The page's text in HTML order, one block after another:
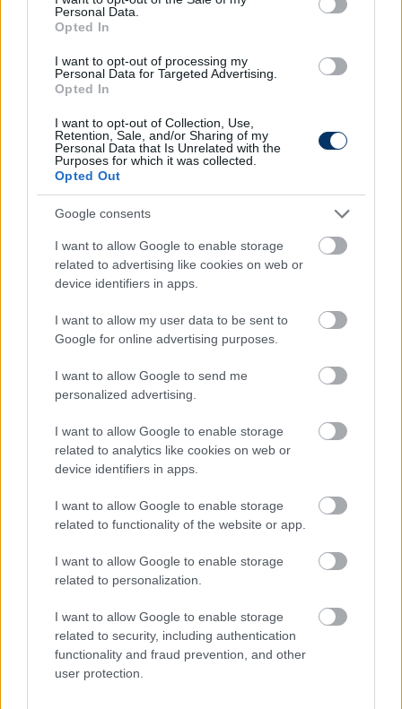
Personal Data.
Opted In
I want to opt-out of processing my
Personal Data for Targeted Advertising.
Opted In
I want to opt-out of Collection, Use,
Retention, Sale, and/or Sharing of my
Personal Data that Is Unrelated with the
Purposes for which it was collected.
Opted Out
Google consents
I want to allow Google to enable storage
related to advertising like cookies on web or
device identifiers in apps.
I want to allow my user data to be sent to
Google for online advertising purposes.
I want to allow Google to send me
personalized advertising.
I want to allow Google to enable storage
related to analytics like cookies on web or
device identifiers in apps.
I want to allow Google to enable storage
related to functionality of the website or app.
I want to allow Google to enable storage
related to personalization.
I want to allow Google to enable storage
related to security, including authentication
functionality and fraud prevention, and other
user protection.
Ford Transit
Szín: Fehér
Üzemanyag: Elektromos
17 790 000 Ft
Volvo Xc40
Szín: Szürke (metál)
Üzemanyag: Benzin
15 470 000 Ft
TOVÁBBI AJÁNLATOK
Kövess minket a Facebookon is!
Átigazolások
Olaszország
Costantinót kinevezték
Marco Rossi korábbi segítője,Giovanni Costantino
szövetségi edzője.
2026-08-08 14:54